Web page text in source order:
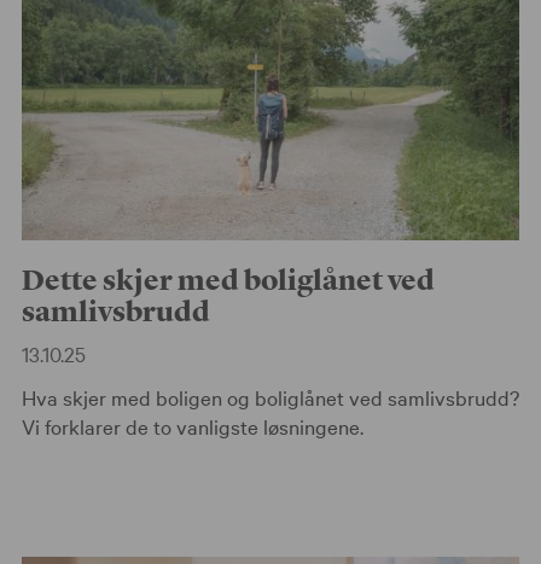
Dette skjer med boliglånet ved
samlivsbrudd
13.10.25
Hva skjer med boligen og boliglånet ved samlivsbrudd?
Vi forklarer de to vanligste løsningene.